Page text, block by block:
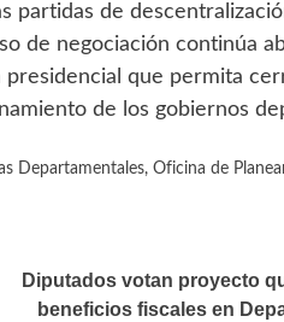
partidas de
de negociación continúa
que permita
de los gobiernos
Departamentales, Oficina de
Diputados votan proyecto
beneficios fiscales en